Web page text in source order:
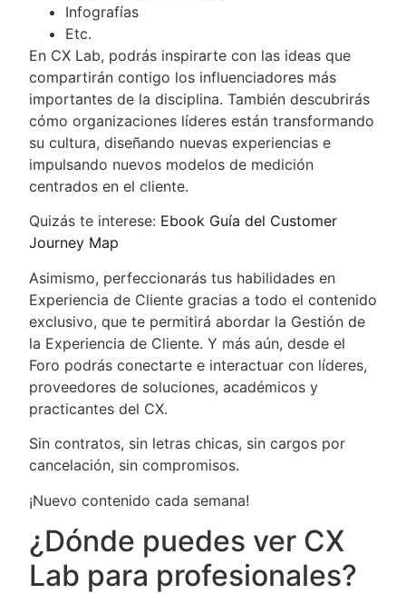
Infografías
Etc.
En CX Lab, podrás inspirarte con las ideas que
compartirán contigo los influenciadores más
importantes de la disciplina. También descubrirás
cómo organizaciones líderes están transformando
su cultura, diseñando nuevas experiencias e
impulsando nuevos modelos de medición
centrados en el cliente.
Quizás te interese: Ebook Guía del Customer
Journey Map
Asimismo, perfeccionarás tus habilidades en
Experiencia de Cliente gracias a todo el contenido
exclusivo, que te permitirá abordar la Gestión de
la Experiencia de Cliente. Y más aún, desde el
Foro podrás conectarte e interactuar con líderes,
proveedores de soluciones, académicos y
practicantes del CX.
Sin contratos, sin letras chicas, sin cargos por
cancelación, sin compromisos.
¡Nuevo contenido cada semana!
¿Dónde puedes ver CX
Lab para profesionales?